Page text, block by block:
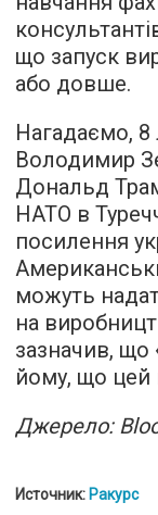
що запуск
або довше.
Нагадаємо, 8
Володимир
Дональд
НАТО в
посилення
можуть
на
зазначив, що
йому, що
Джерело:
Источник: Ракурс